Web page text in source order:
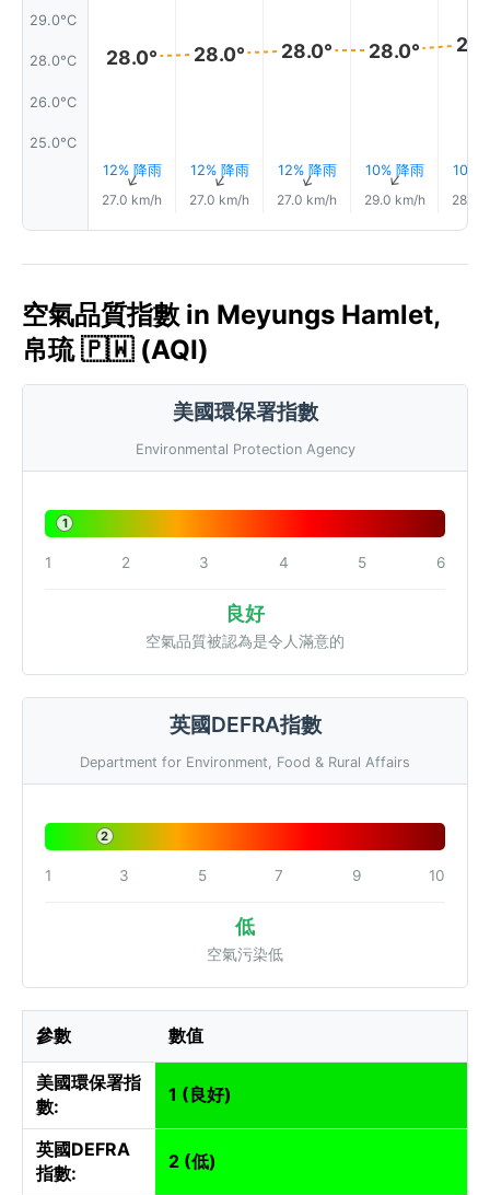
29.0°C
28.0°C
26.0°C
25.0°C
28.0°
12% 降雨
↑
27.0 km/h
28.0°
12% 降雨
↑
27.0 km/h
28.0°
12% 降雨
↑
27.0 km/h
28.0°
10% 降雨
↑
29.0 km/h
10%
28.0
空氣品質指數 in Meyungs Hamlet,
帛琉 🇵🇼 (AQI)
美國環保署指數
Environmental Protection Agency
1
1 2 3 4 5 6
良好
空氣品質被認為是令人滿意的
英國DEFRA指數
Department for Environment, Food & Rural Affairs
2
1 3 5 7 9 10
低
空氣污染低
參數 數值
美國環保署指
數:
1 (良好)
英國DEFRA
指數:
2 (低)